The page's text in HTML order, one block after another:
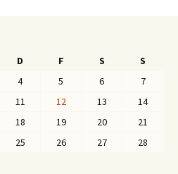
D F S
S
4 5 6
7
11 12 13
14
18 19 20
21
25 26 27
28